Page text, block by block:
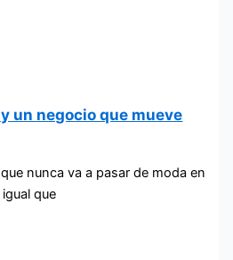
un negocio que mueve
nunca va a pasar de moda en
que